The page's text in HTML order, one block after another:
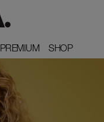
PREMIUM
PREMIUM SHOP
SHOP